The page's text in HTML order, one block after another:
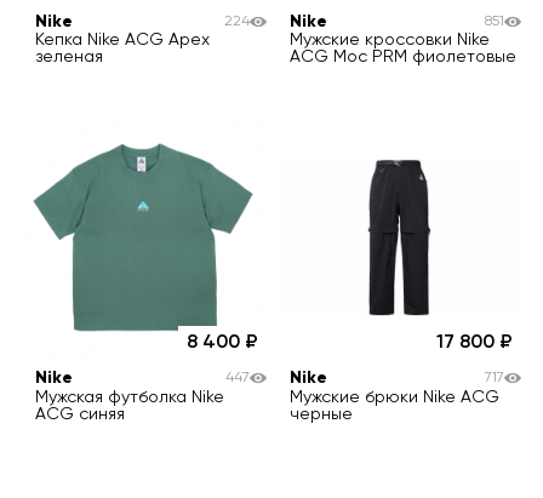
Nike
Кепка Nike ACG Apex
зеленая
224
Nike
Мужские кроссовки Nike
ACG Moc PRM фиолетовые
851
8 400
Nike
Мужская футболка Nike
ACG синяя
447
17 800
Nike
Мужские брюки Nike ACG
черные
717